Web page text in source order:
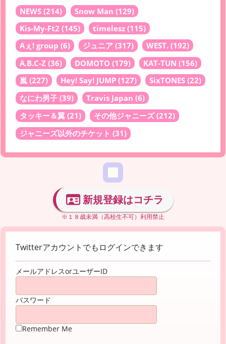
NEWS (214) Snow Man (129)
Kis-My-Ft2 (145) timelesz (115)
Aぇ! group (6) ジュニア (317) WEST. (192)
A.B.C-Z (36) DOMOTO (179) KAT-TUN (156)
嵐 (227) Hey! Say! JUMP (127) SixTONES (22)
なにわ男子 (39) Travis Japan (6)
タッキー＆翼 (21) その他ジャニーズ(212)
ジャニーズ以外のチケット (31)
新規登録はコチラ
※１８歳未満（高校生不可）利用禁止
Twitterアカウントでもログインできます
メールアドレスorユーザーID
パスワード
Remember Me